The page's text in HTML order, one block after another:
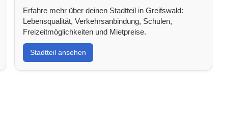
Erfahre mehr über deinen Stadtteil in Greifswald:
Lebensqualität, Verkehrsanbindung, Schulen,
Freizeitmöglichkeiten und Mietpreise.
Stadtteil ansehen